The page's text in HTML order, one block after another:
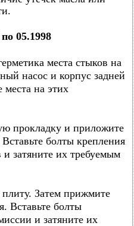
05.1998
места стыков на
насос и корпус задней
на этих
прокладку и приложите
болты крепления
затяните их требуемым
Затем прижмите
Вставьте болты
и затяните их